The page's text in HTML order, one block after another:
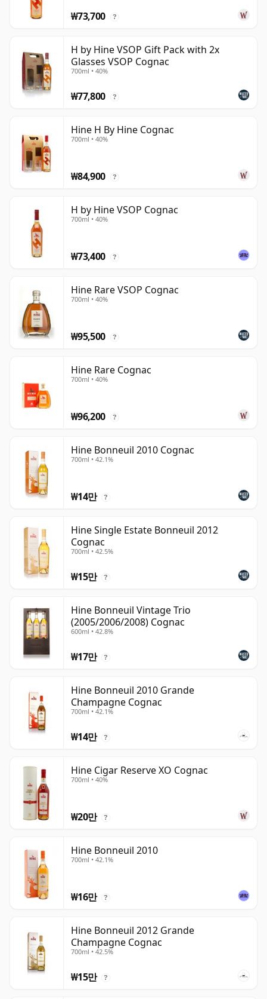
₩73,700 ?
H by Hine VSOP Gift Pack with 2x
Glasses VSOP Cognac
700ml • 40%
₩77,800 ?
Hine H By Hine Cognac
700ml • 40%
₩84,900 ?
H by Hine VSOP Cognac
700ml • 40%
₩73,400 ?
Hine Rare VSOP Cognac
700ml • 40%
₩95,500 ?
Hine Rare Cognac
700ml • 40%
₩96,200 ?
Hine Bonneuil 2010 Cognac
700ml • 42.1%
₩14만 ?
Hine Single Estate Bonneuil 2012
Cognac
700ml • 42.5%
₩15만 ?
Hine Bonneuil Vintage Trio
(2005/2006/2008) Cognac
600ml • 42.8%
₩17만 ?
Hine Bonneuil 2010 Grande
Champagne Cognac
700ml • 42.1%
₩14만 ?
Hine Cigar Reserve XO Cognac
700ml • 40%
₩20만 ?
Hine Bonneuil 2010
700ml • 42.1%
₩16만 ?
Hine Bonneuil 2012 Grande
Champagne Cognac
700ml • 42.5%
₩15만 ?